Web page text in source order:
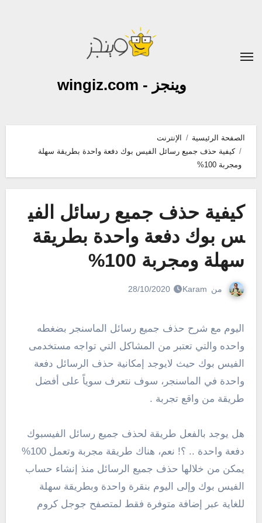
وينجز - wingiz.com
الصفحة الرئيسية
الإنترنت
كيفية حذف جميع رسائل الفيس بوك دفعة واحدة بطريقة سهلة
ومجربة 100%
كيفية حذف جميع رسائل الفي
س بوك دفعة واحدة بطريقة
سهلة ومجربة 100%
من Karam
28/10/2020
واحده والتي تعتبر من المشاكل التي تواجه مستخدمى
الفيس بوك حيث لايوجد إمكانية حذف الرسائل دفعة
واحدة في الماسنجر، سوف نتعرف سوياً على أفضل
طريقة من واقع تجربة .
هل يوجد بالفعل طريقة لحذف جميع رسائل الفيسبوك
دفعة واحدة .. ؟! نعم، هناك طريقة مجربة وتعمل 100%
يمكن من خلالها حذف جميع الرسائل منذ إنشاء حساب
الفيس بوك وإلى اليوم بنقرة واحدة وبطريقة سهلة
للغاية عبر إضافة متوفرة فقط لمتصفح جوجل كروم